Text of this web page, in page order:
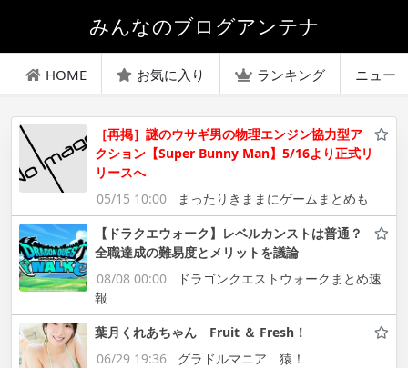
みんなのブログアンテナ
HOME お気に入り ランキング ニュー
［再掲］謎のウサギ男の物理エンジン協力型ア
クション【Super Bunny Man】5/16より正式リ
リースへ
05/15 10:00
まったりきままにゲームまとめも
【ドラクエウォーク】レベルカンストは普通？
全職達成の難易度とメリットを議論
08/08 00:00
ドラゴンクエストウォークまとめ速
報
葉月くれあちゃん Fruit ＆ Fresh！
06/29 19:36
グラドルマニア 猿！